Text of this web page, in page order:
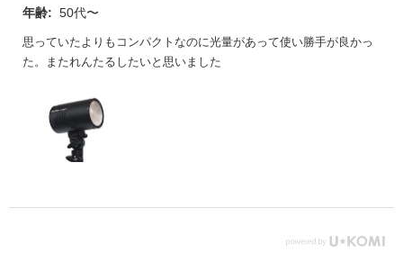
年齢: 50代〜
思っていたよりもコンパクトなのに光量があって使い勝手が良かっ
た。またれんたるしたいと思いました